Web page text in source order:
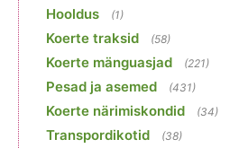
Hooldus (1)
Koerte traksid (58)
Koerte mänguasjad (221)
Pesad ja asemed (431)
Koerte närimiskondid (34)
Transpordikotid (38)